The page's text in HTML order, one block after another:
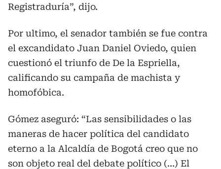
Registraduría”, dijo.
Por ultimo, el senador también se fue contra
el excandidato Juan Daniel Oviedo, quien
cuestionó el triunfo de De la Espriella,
calificando su campaña de machista y
homofóbica.
Gómez aseguró: “Las sensibilidades o las
maneras de hacer política del candidato
eterno a la Alcaldía de Bogotá creo que no
son objeto real del debate político (…) El